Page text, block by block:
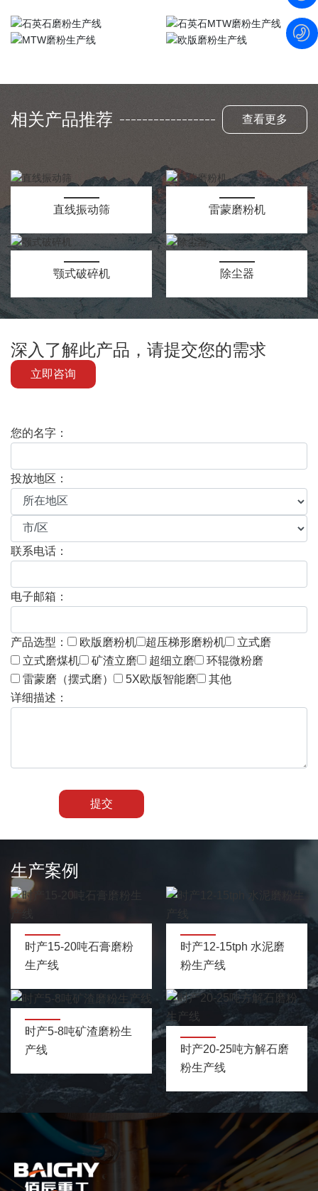
相关产品推荐 查看更多
直线振动筛 雷蒙磨粉机
颚式破碎机 除尘器
深入了解此产品，请提交您的需求
立即咨询
您的名字：
投放地区：
联系电话：
电子邮箱：
产品选型： 欧版磨粉机 超压梯形磨粉机
立式磨
立式磨煤机
矿渣立磨 超细立磨
环辊微粉磨
雷蒙磨（摆式磨）
5X欧版智能磨
其他
详细描述：
提交
生产案例
时产15-20吨石膏磨粉
生产线
时产12-15tph 水泥磨
粉生产线
时产5-8吨矿渣磨粉生
产线
时产20-25吨方解石磨
粉生产线